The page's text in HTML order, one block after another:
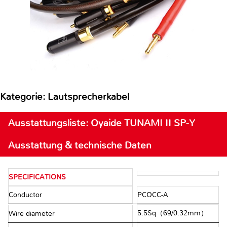
Kategorie: Lautsprecherkabel
Ausstattungsliste: Oyaide TUNAMI II SP-Y
Ausstattung & technische Daten
SPECIFICATIONS
Conductor PCOCC-A
Wire diameter 5.5Sq（69/0.32mm）